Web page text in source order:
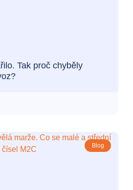
Tak proč chyběly
Blog